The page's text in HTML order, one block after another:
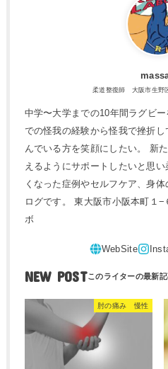
柔道整復師 大阪市生
中学〜大学までの10年間ラグビ
での怪我の経験から怪我で挫折
んでいる方を笑顔にしたい。 新
えるようにサポートしたいと思
くなった症例やセルフケア、身
ログです。 東大阪市小阪本町１
ボ
NEW POST
肘の痛み 慢性